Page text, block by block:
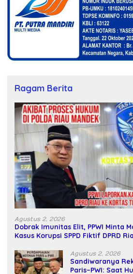
Ragam Berita
Agustus 2, 2026
Dobrak Imunitas Elit, PPWI Minta
Kasus Korupsi SPPD Fiktif DPRD
Agustus 2, 2026
Sandiwaranya
Paris–PWI: Saat